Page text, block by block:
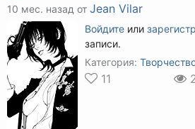
10 мес. назад от Jean Vilar
Войдите или
записи.
Категория:
11